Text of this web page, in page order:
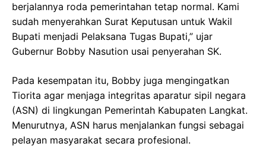
berjalannya roda pemerintahan tetap normal. Kami
sudah menyerahkan Surat Keputusan untuk Wakil
Bupati menjadi Pelaksana Tugas Bupati,” ujar
Gubernur Bobby Nasution usai penyerahan SK.
Pada kesempatan itu, Bobby juga mengingatkan
Tiorita agar menjaga integritas aparatur sipil negara
(ASN) di lingkungan Pemerintah Kabupaten Langkat.
Menurutnya, ASN harus menjalankan fungsi sebagai
pelayan masyarakat secara profesional.